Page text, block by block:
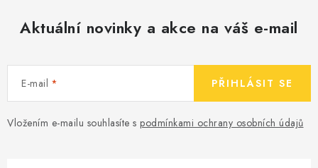
Aktuální novinky a akce na váš e-mail
E-mail
Vložením e-mailu souhlasíte s podmínkami ochrany osobních údajů
PŘIHLÁSIT SE